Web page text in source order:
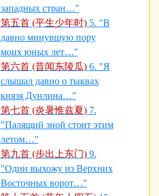
западных стран…"
第五首 (平生少年时) 5. "В
давно минувшую пору
моих юных лет…"
第六首 (昔闻东陵瓜) 6. "Я
слышал давно о тыквах
князя Дунлина…"
第七首 (炎暑惟兹夏) 7.
"Палящий зной стоит этим
летом…"
第九首 (步出上东门) 9.
"Один выхожу из Верхних
Восточных ворот…"